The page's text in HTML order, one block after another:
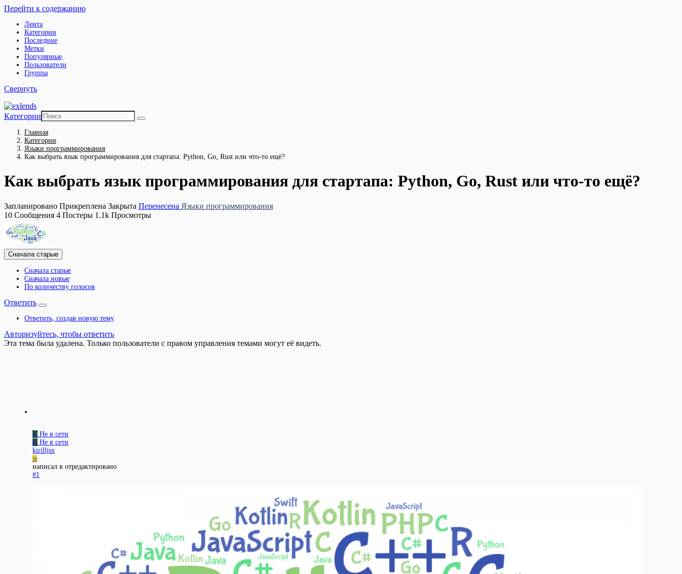
Перейти к содержанию
Лента
Категории
Последние
Метки
Популярные
Пользователи
Группы
Свернуть
Категории
Главная
Категории
Языки программирования
Как выбрать язык программирования для стартапа: Python, Go, Rust или что-то ещё?
Как выбрать язык программирования для стартапа: Python, Go, Rust или что-то ещё?
Запланировано Прикреплена Закрыта Перенесена Языки программирования
10 Сообщения 4 Постеры 1.1k Просмотры
Сначала старые
Сначала старые
Сначала новые
По количеству голосов
Ответить
Ответить, создав новую тему
Авторизуйтесь, чтобы ответить
Эта тема была удалена. Только пользователи с правом управления темами могут её видеть.
K Не в сети
K Не в сети
kirilljsx
js
написал в отредактировано
#1